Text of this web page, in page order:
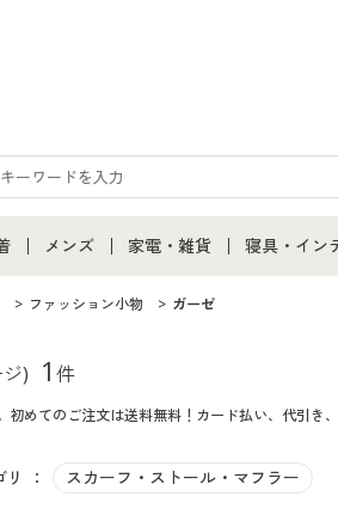
通販すべて
ーンズ下着
メンズ
メンズ通販すべて
メンズファッション
メンズ下着
家電・雑貨
家電・雑貨すべて
キッチン・雑貨・日用品
寝具・イン
寝具・ベッ
カーテン・
ファッション小物 ガーゼ
) 1 件
めてのご注文は送料無料！カード払い、代引き
： スカーフ・ストール・マフラー